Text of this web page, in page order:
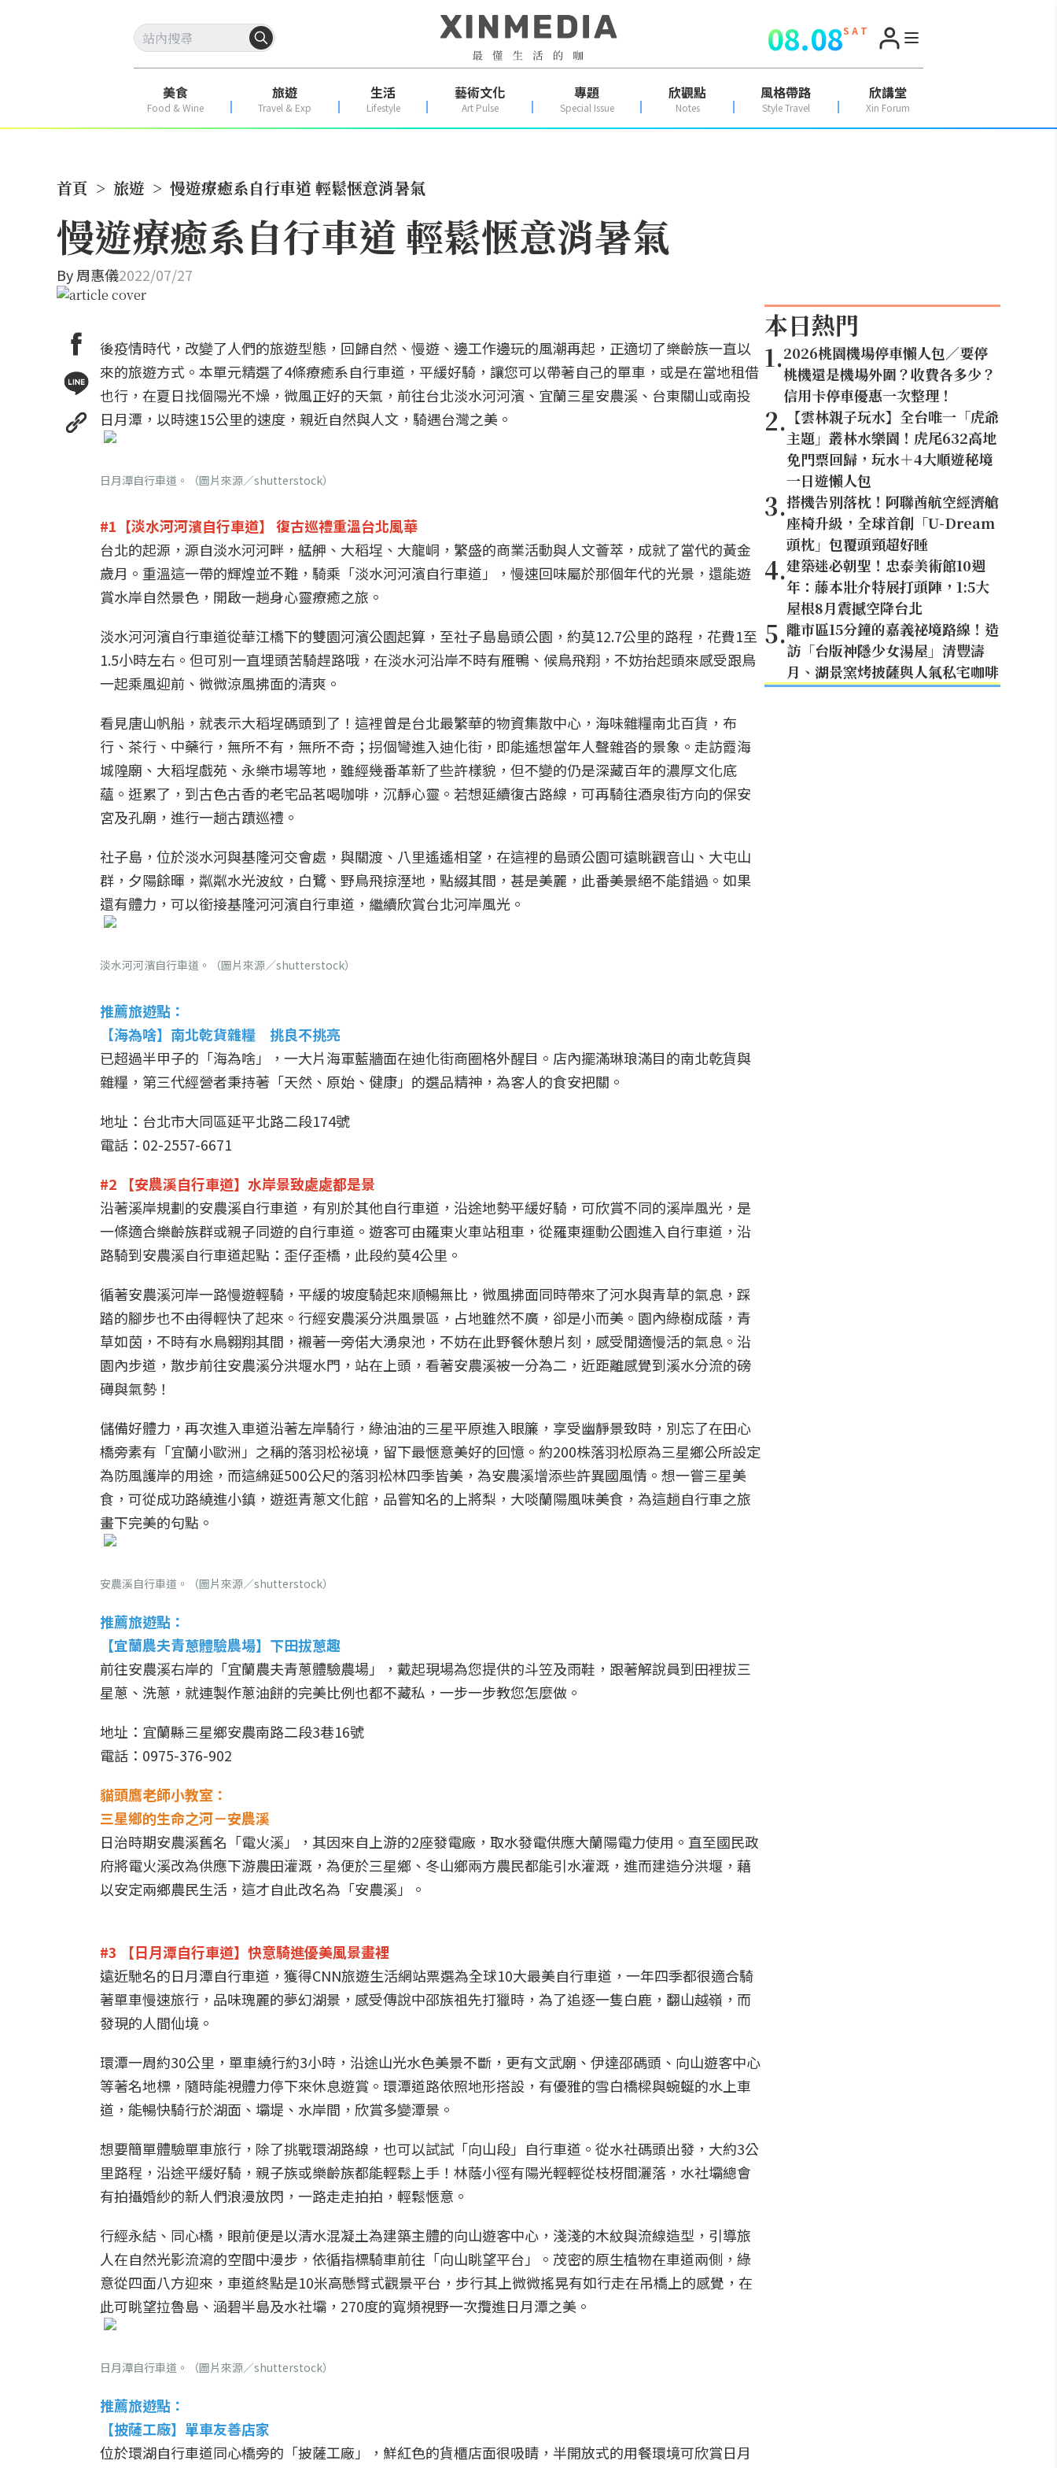
08.08S A T
美食
Food & Wine
旅遊
Travel & Exp
生活
Lifestyle
藝術文化
Art Pulse
專題
Special Issue
欣觀點
Notes
風格帶路
Style Travel
欣講堂
Xin Forum
首頁 > 旅遊 > 慢遊療癒系自行車道 輕鬆愜意消暑氣
慢遊療癒系自行車道 輕鬆愜意消暑氣
By周惠儀2022/07/27
後疫情時代，改變了人們的旅遊型態，回歸自然、慢遊、邊工作邊玩的風潮再起，正適切了樂齡族一直以
來的旅遊方式。本單元精選了4條療癒系自行車道，平緩好騎，讓您可以帶著自己的單車，或是在當地租借
也行，在夏日找個陽光不燥，微風正好的天氣，前往台北淡水河河濱、宜蘭三星安農溪、台東關山或南投
日月潭，以時速15公里的速度，親近自然與人文，騎遇台灣之美。
日月潭自行車道。（圖片來源／shutterstock）
#1【淡水河河濱自行車道】 復古巡禮重溫台北風華
台北的起源，源自淡水河河畔，艋舺、大稻埕、大龍峒，繁盛的商業活動與人文薈萃，成就了當代的黃金
歲月。重溫這一帶的輝煌並不難，騎乘「淡水河河濱自行車道」，慢速回味屬於那個年代的光景，還能遊
賞水岸自然景色，開啟一趟身心靈療癒之旅。
淡水河河濱自行車道從華江橋下的雙園河濱公園起算，至社子島島頭公園，約莫12.7公里的路程，花費1至
1.5小時左右。但可別一直埋頭苦騎趕路哦，在淡水河沿岸不時有雁鴨、候鳥飛翔，不妨抬起頭來感受跟鳥
一起乘風迎前、微微涼風拂面的清爽。
看見唐山帆船，就表示大稻埕碼頭到了！這裡曾是台北最繁華的物資集散中心，海味雜糧南北百貨，布
行、茶行、中藥行，無所不有，無所不奇；拐個彎進入迪化街，即能遙想當年人聲雜沓的景象。走訪霞海
城隍廟、大稻埕戲苑、永樂市場等地，雖經幾番革新了些許樣貌，但不變的仍是深藏百年的濃厚文化底
蘊。逛累了，到古色古香的老宅品茗喝咖啡，沉靜心靈。若想延續復古路線，可再騎往酒泉街方向的保安
宮及孔廟，進行一趟古蹟巡禮。
社子島，位於淡水河與基隆河交會處，與關渡、八里遙遙相望，在這裡的島頭公園可遠眺觀音山、大屯山
群，夕陽餘暉，粼粼水光波紋，白鷺、野鳥飛掠溼地，點綴其間，甚是美麗，此番美景絕不能錯過。如果
還有體力，可以銜接基隆河河濱自行車道，繼續欣賞台北河岸風光。
淡水河河濱自行車道。（圖片來源／shutterstock）
推薦旅遊點：
【海為啥】 南北乾貨雜糧 挑良不挑亮
已超過半甲子的「海為啥」，一大片海軍藍牆面在迪化街商圈格外醒目。店內擺滿琳琅滿目的南北乾貨與
雜糧，第三代經營者秉持著「天然、原始、健康」的選品精神，為客人的食安把關。
地址：台北市大同區延平北路二段174號
電話：02-2557-6671
#2 【安農溪自行車道】水岸景致處處都是景
沿著溪岸規劃的安農溪自行車道，有別於其他自行車道，沿途地勢平緩好騎，可欣賞不同的溪岸風光，是
一條適合樂齡族群或親子同遊的自行車道。遊客可由羅東火車站租車，從羅東運動公園進入自行車道，沿
路騎到安農溪自行車道起點：歪仔歪橋，此段約莫4公里。
循著安農溪河岸一路慢遊輕騎，平緩的坡度騎起來順暢無比，微風拂面同時帶來了河水與青草的氣息，踩
踏的腳步也不由得輕快了起來。行經安農溪分洪風景區，占地雖然不廣，卻是小而美。園內綠樹成蔭，青
草如茵，不時有水鳥翱翔其間，襯著一旁偌大湧泉池，不妨在此野餐休憩片刻，感受閒適慢活的氣息。沿
園內步道，散步前往安農溪分洪堰水門，站在上頭，看著安農溪被一分為二，近距離感覺到溪水分流的磅
礡與氣勢！
儲備好體力，再次進入車道沿著左岸騎行，綠油油的三星平原進入眼簾，享受幽靜景致時，別忘了在田心
橋旁素有「宜蘭小歐洲」之稱的落羽松祕境，留下最愜意美好的回憶。約200株落羽松原為三星鄉公所設定
為防風護岸的用途，而這綿延500公尺的落羽松林四季皆美，為安農溪增添些許異國風情。想一嘗三星美
食，可從成功路繞進小鎮，遊逛青蔥文化館，品嘗知名的上將梨，大啖蘭陽風味美食，為這趟自行車之旅
畫下完美的句點。
安農溪自行車道。（圖片來源／shutterstock）
推薦旅遊點：
【宜蘭農夫青蔥體驗農場】下田拔蔥趣
前往安農溪右岸的「宜蘭農夫青蔥體驗農場」，戴起現場為您提供的斗笠及雨鞋，跟著解說員到田裡拔三
星蔥、洗蔥，就連製作蔥油餅的完美比例也都不藏私，一步一步教您怎麼做。
地址：宜蘭縣三星鄉安農南路二段3巷16號
電話：0975-376-902
貓頭鷹老師小教室：
三星鄉的生命之河－安農溪
日治時期安農溪舊名「電火溪」，其因來自上游的2座發電廠，取水發電供應大蘭陽電力使用。直至國民政
府將電火溪改為供應下游農田灌溉，為便於三星鄉、冬山鄉兩方農民都能引水灌溉，進而建造分洪堰，藉
以安定兩鄉農民生活，這才自此改名為「安農溪」。
#3 【日月潭自行車道】快意騎進優美風景畫裡
遠近馳名的日月潭自行車道，獲得CNN旅遊生活網站票選為全球10大最美自行車道，一年四季都很適合騎
著單車慢速旅行，品味瑰麗的夢幻湖景，感受傳說中邵族祖先打獵時，為了追逐一隻白鹿，翻山越嶺，而
發現的人間仙境。
環潭一周約30公里，單車繞行約3小時，沿途山光水色美景不斷，更有文武廟、伊達邵碼頭、向山遊客中心
等著名地標，隨時能視體力停下來休息遊賞。環潭道路依照地形搭設，有優雅的雪白橋樑與蜿蜒的水上車
道，能暢快騎行於湖面、壩堤、水岸間，欣賞多變潭景。
想要簡單體驗單車旅行，除了挑戰環湖路線，也可以試試「向山段」自行車道。從水社碼頭出發，大約3公
里路程，沿途平緩好騎，親子族或樂齡族都能輕鬆上手！林蔭小徑有陽光輕輕從枝枒間灑落，水社壩總會
有拍攝婚紗的新人們浪漫放閃，一路走走拍拍，輕鬆愜意。
行經永結、同心橋，眼前便是以清水混凝土為建築主體的向山遊客中心，淺淺的木紋與流線造型，引導旅
人在自然光影流瀉的空間中漫步，依循指標騎車前往「向山眺望平台」。茂密的原生植物在車道兩側，綠
意從四面八方迎來，車道終點是10米高懸臂式觀景平台，步行其上微微搖晃有如行走在吊橋上的感覺，在
此可眺望拉魯島、涵碧半島及水社壩，270度的寬頻視野一次攬進日月潭之美。
日月潭自行車道。（圖片來源／shutterstock）
推薦旅遊點：
【披薩工廠】 單車友善店家
位於環湖自行車道同心橋旁的「披薩工廠」，鮮紅色的貨櫃店面很吸睛，半開放式的用餐環境可欣賞日月
本日熱門
1.2026桃園機場停車懶人包／要停
桃機還是機場外圍？收費各多少？
信用卡停車優惠一次整理！
2. 【雲林親子玩水】全台唯一「虎爺
主題」叢林水樂園！虎尾632高地
免門票回歸，玩水＋4大順遊秘境
一日遊懶人包
3.搭機告別落枕！阿聯酋航空經濟艙
座椅升級，全球首創「U-Dream
頭枕」包覆頭頸超好睡
4.建築迷必朝聖！忠泰美術館10週
年：藤本壯介特展打頭陣，1:5大
屋根8月震撼空降台北
5.離市區15分鐘的嘉義祕境路線！造
訪「台版神隱少女湯屋」清豐濤
月、湖景窯烤披薩與人氣私宅咖啡